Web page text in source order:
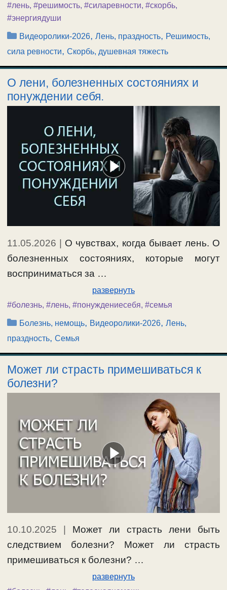
#лень, #решимость, #силаревности, #скорбь,
#энергиядуши
Рубрики
Видеоролики-2026,Лень, праздность, Решимость,
сила ревности, Скорбь, душевная тяжесть
О лени, болезненных состояниях и
понуждении себя.
11.05.2026 | О чувствах, когда бывает лень. О
болезненных состояниях, которые могут
восприниматься за …
развернуть
#болезнь, #лень, #понуждениесебя, #семья
Рубрики
Болезнь, немощь, Видеоролики-2026,Лень,
праздность, Семья
Может ли страсть примешиваться к
болезни?
10.10.2025
Может ли страсть лени быть
следствием болезни? Может ли страсть
примешиваться к болезни? …
развернуть